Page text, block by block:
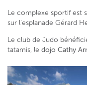
Le complexe sportif est
sur l’esplanade Gérard
Le club de Judo
tatamis, le dojo Cathy